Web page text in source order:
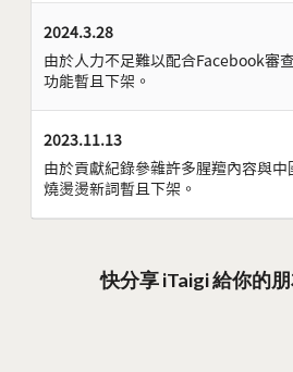
2024.3.28
由於人力不足難以配合Facebook審
功能暫且下架。
2023.11.13
由於貢獻紀錄參雜許多腥羶內容與中
燒燙燙新詞暫且下架。
快分享 iTaigi 給你的